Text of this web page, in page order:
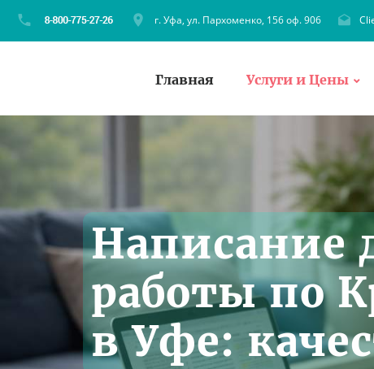
г. Уфа, ул. Пархоменко, 156 оф. 906
Главная Услуги и Цены
Написание
работы по
в Уфе: